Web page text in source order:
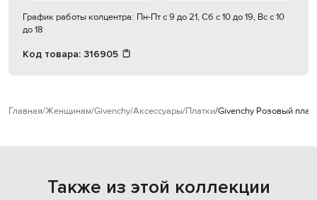
График работы колцентра: Пн-Пт с 9 до 21, Сб с 10 до 19, Вс с 10
до 18
Код товара: 316905
Главная Женщинам Givenchy Аксессуары Платки Givenchy Розовый
Также из этой коллекции